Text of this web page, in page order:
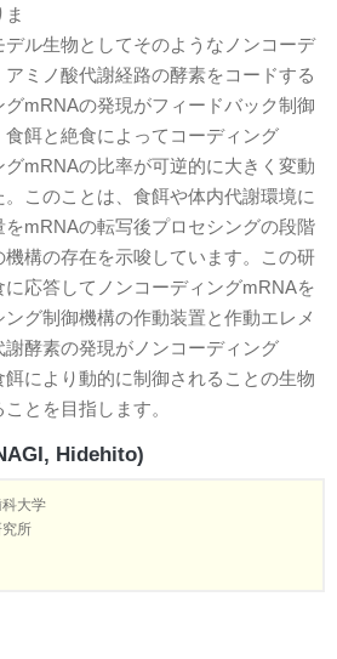
ル生物としてそのようなノンコーデ
ミノ酸代謝経路の酵素をコードする
mRNAの発現がフィードバック制御
餌と絶食によってコーディング
mRNAの比率が可逆的に大きく変動
このことは、食餌や体内代謝環境に
mRNAの転写後プロセシングの段階
構の存在を示唆しています。この研
応答してノンコーディングmRNAを
グ制御機構の作動装置と作動エレメ
酵素の発現がノンコーディング
により動的に制御されることの生物
とを目指します。
Hidehito)
大学
所